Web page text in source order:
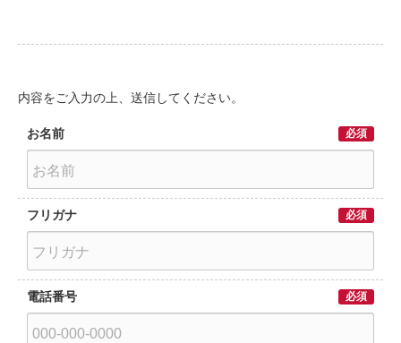
内容をご入力の上、送信してください。
お名前 必須
フリガナ 必須
電話番号 必須